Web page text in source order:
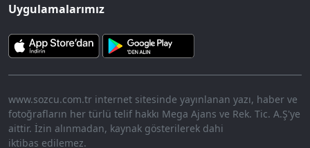
Uygulamalarımız
www.sozcu.com.tr internet sitesinde yayınlanan yazı, haber ve
fotoğrafların her türlü telif hakkı Mega Ajans ve Rek. Tic. A.Ş'ye
aittir. İzin alınmadan, kaynak gösterilerek dahi
iktibas edilemez.